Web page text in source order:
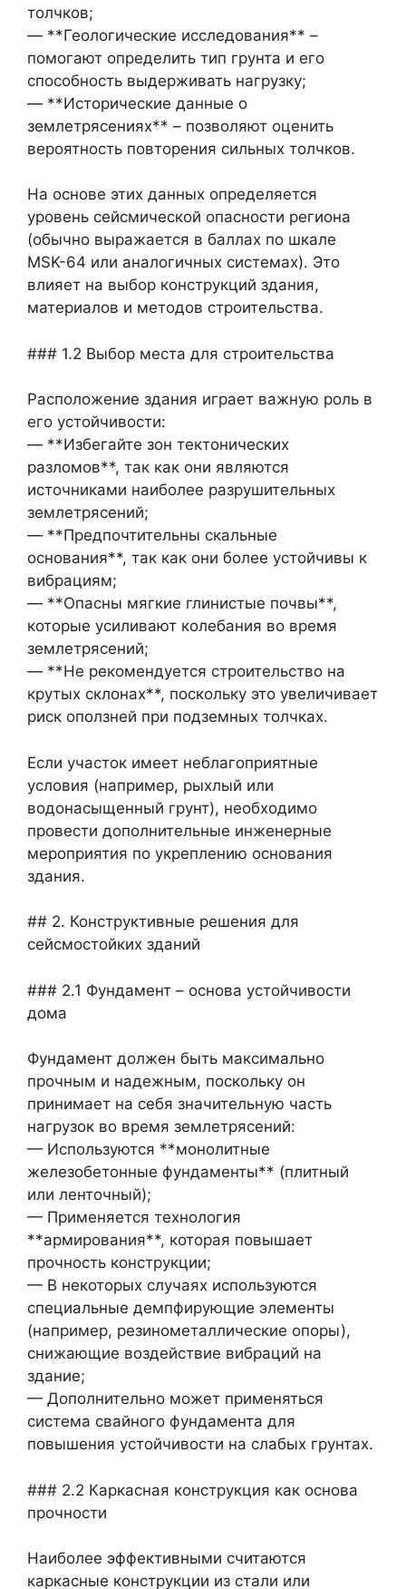
толчков;
— **Геологические исследования** –
помогают определить тип грунта и его
способность выдерживать нагрузку;
— **Исторические данные о
землетрясениях** – позволяют оценить
вероятность повторения сильных толчков.
На основе этих данных определяется
уровень сейсмической опасности региона
(обычно выражается в баллах по шкале
MSK-64 или аналогичных системах). Это
влияет на выбор конструкций здания,
материалов и методов строительства.
### 1.2 Выбор места для строительства
Расположение здания играет важную роль в
его устойчивости:
— **Избегайте зон тектонических
разломов**, так как они являются
источниками наиболее разрушительных
землетрясений;
— **Предпочтительны скальные
основания**, так как они более устойчивы к
вибрациям;
— **Опасны мягкие глинистые почвы**,
которые усиливают колебания во время
землетрясений;
— **Не рекомендуется строительство на
крутых склонах**, поскольку это увеличивает
риск оползней при подземных толчках.
Если участок имеет неблагоприятные
условия (например, рыхлый или
водонасыщенный грунт), необходимо
провести дополнительные инженерные
мероприятия по укреплению основания
здания.
## 2. Конструктивные решения для
сейсмостойких зданий
### 2.1 Фундамент – основа устойчивости
дома
Фундамент должен быть максимально
прочным и надежным, поскольку он
принимает на себя значительную часть
нагрузок во время землетрясений:
— Используются **монолитные
железобетонные фундаменты** (плитный
или ленточный);
— Применяется технология
**армирования**, которая повышает
прочность конструкции;
— В некоторых случаях используются
специальные демпфирующие элементы
(например, резинометаллические опоры),
снижающие воздействие вибраций на
здание;
— Дополнительно может применяться
система свайного фундамента для
повышения устойчивости на слабых грунтах.
### 2.2 Каркасная конструкция как основа
прочности
Наиболее эффективными считаются
каркасные конструкции из стали или